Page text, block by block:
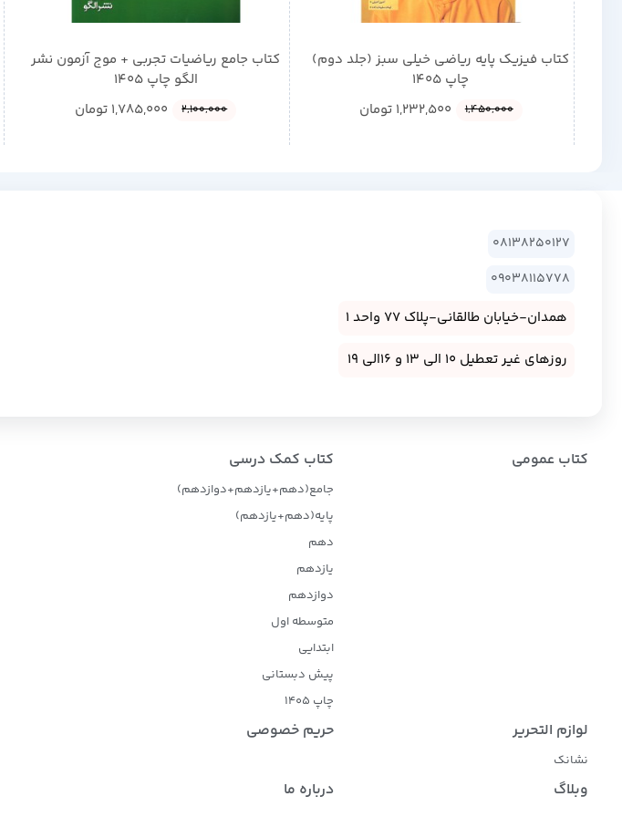
کتاب فیزیک پایه ریاضی خیلی سبز (جلد دوم)
چاپ 1405
1,450,000
1,232,500 تومان
کتاب جامع ریاضیات تجربی + موج آزمون نشر
الگو چاپ 1405
2,100,000
1,785,000 تومان
08138250127
09038115778
همدان-خیابان طالقانی-پلاک 77 واحد 1
روزهای غیر تعطیل 10 الی 13 و 16الی 19
کتاب عمومی کتاب کمک درسی
جامع(دهم+یازدهم+دوازدهم)
پایه(دهم+یازدهم)
دهم
یازدهم
دوازدهم
متوسطه اول
ابتدایی
پیش دبستانی
چاپ 1405
لوازم التحریر
نشانک
حریم خصوصی
وبلاگ درباره ما